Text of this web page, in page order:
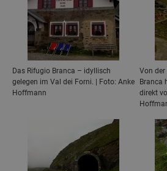
Das Rifugio Branca – idyllisch
gelegen im Val dei Forni. | Foto: Anke
Hoffmann
Von der
Branca
direkt